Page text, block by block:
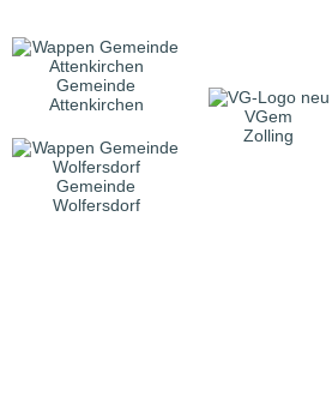
Gemeinde
Attenkirchen
VGem
Zolling
Gemeinde
Wolfersdorf